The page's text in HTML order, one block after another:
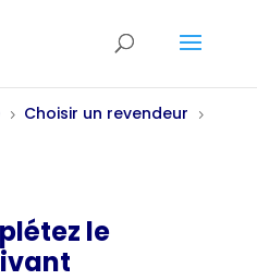
5 Choisir un revendeur 5
le